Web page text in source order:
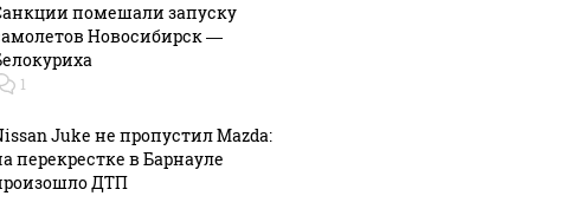
магазинах России
из-за этого
помешали запуску
Новосибирск —
1
Juke не пропустил Mazda:
перекрестке в Барнауле
ДТП